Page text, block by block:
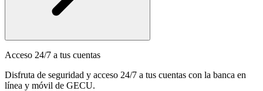
Acceso 24/7 a tus cuentas
Disfruta de seguridad y acceso 24/7 a tus cuentas con la banca en
línea y móvil de GECU.